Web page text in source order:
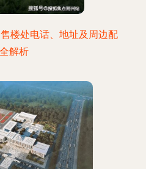
楼处电话、地址及周边配
解析